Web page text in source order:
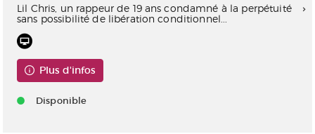
Lil Chris, un rappeur de 19 ans condamné à la perpétuité
sans possibilité de libération conditionnel...
Plus d'infos
Disponible